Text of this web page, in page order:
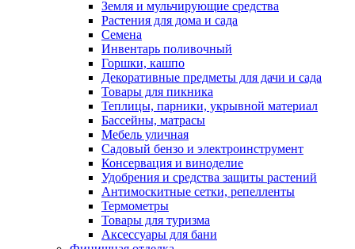
Земля и мульчирующие средства
Растения для дома и сада
Семена
Инвентарь поливочный
Горшки, кашпо
Декоративные предметы для дачи и сада
Товары для пикника
Теплицы, парники, укрывной материал
Бассейны, матрасы
Мебель уличная
Садовый бензо и электроинструмент
Консервация и виноделие
Удобрения и средства защиты растений
Антимоскитные сетки, репелленты
Термометры
Товары для туризма
Аксессуары для бани